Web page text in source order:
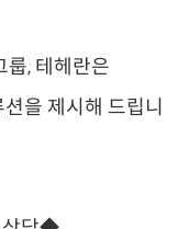
룹, 테헤란은
을 제시해 드립니